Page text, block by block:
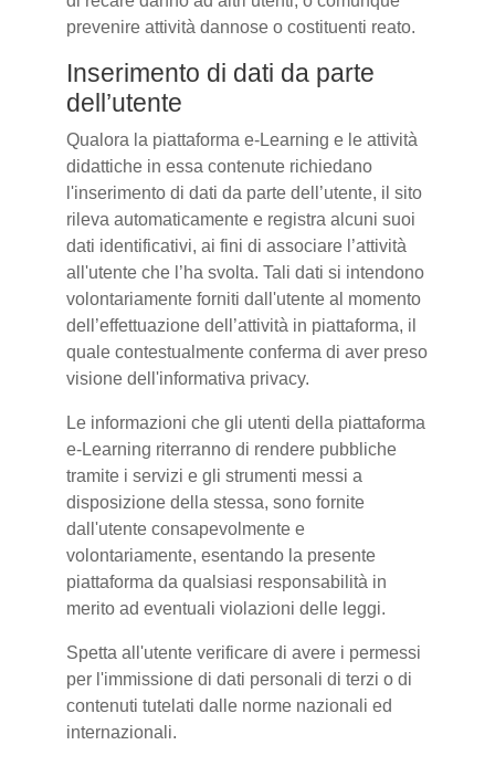
prevenire attività dannose o costituenti reato.
Inserimento di dati da parte
dell’utente
Qualora la piattaforma e-Learning e le attività
didattiche in essa contenute richiedano
l'inserimento di dati da parte dell’utente, il sito
rileva automaticamente e registra alcuni suoi
dati identificativi, ai fini di associare l’attività
all'utente che l’ha svolta. Tali dati si intendono
volontariamente forniti dall'utente al momento
dell’effettuazione dell’attività in piattaforma, il
quale contestualmente conferma di aver preso
visione dell'informativa privacy.
Le informazioni che gli utenti della piattaforma
e-Learning riterranno di rendere pubbliche
tramite i servizi e gli strumenti messi a
disposizione della stessa, sono fornite
dall'utente consapevolmente e
volontariamente, esentando la presente
piattaforma da qualsiasi responsabilità in
merito ad eventuali violazioni delle leggi.
Spetta all'utente verificare di avere i permessi
per l'immissione di dati personali di terzi o di
contenuti tutelati dalle norme nazionali ed
internazionali.